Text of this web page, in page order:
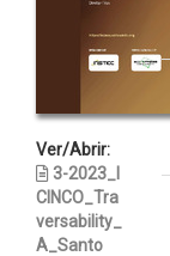
Ver/Abrir:
3-2023_I
CINCO_Tra
versability_
A_Santo